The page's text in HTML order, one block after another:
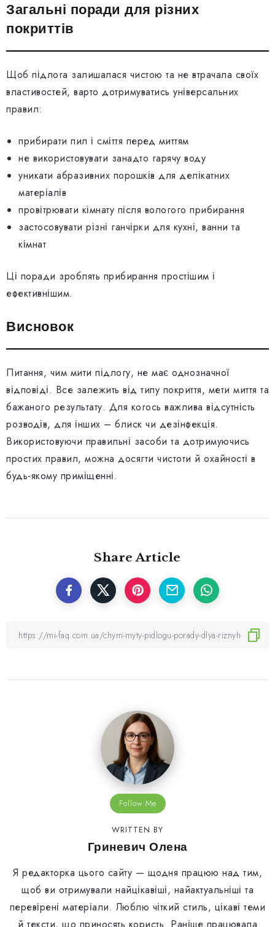
Загальні поради для різних
покриттів
Щоб підлога залишалася чистою та не втрачала своїх
властивостей, варто дотримуватись універсальних
правил:
прибирати пил і сміття перед миттям
не використовувати занадто гарячу воду
уникати абразивних порошків для делікатних
матеріалів
провітрювати кімнату після вологого прибирання
застосовувати різні ганчірки для кухні, ванни та
кімнат
Ці поради зроблять прибирання простішим і
ефективнішим.
Висновок
Питання, чим мити підлогу, не має однозначної
відповіді. Все залежить від типу покриття, мети миття та
бажаного результату. Для когось важлива відсутність
розводів, для інших – блиск чи дезінфекція.
Використовуючи правильні засоби та дотримуючись
простих правил, можна досягти чистоти й охайності в
будь-якому приміщенні.
Share Article
Follow Me
WRITTEN BY
Гриневич Олена
Я редакторка цього сайту — щодня працюю над тим,
щоб ви отримували найцікавіші, найактуальніші та
перевірені матеріали. Люблю чіткий стиль, цікаві теми